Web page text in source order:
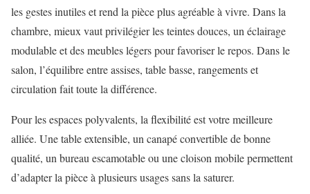
les gestes inutiles et rend la pièce plus agréable à vivre. Dans la
chambre, mieux vaut privilégier les teintes douces, un éclairage
modulable et des meubles légers pour favoriser le repos. Dans le
salon, l’équilibre entre assises, table basse, rangements et
circulation fait toute la différence.
Pour les espaces polyvalents, la flexibilité est votre meilleure
alliée. Une table extensible, un canapé convertible de bonne
qualité, un bureau escamotable ou une cloison mobile permettent
d’adapter la pièce à plusieurs usages sans la saturer.